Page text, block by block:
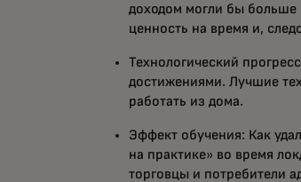
доходом могли бы больше
ценность на время и,
Технологический
достижениями. Лучшие
работать из дома.
Эффект обучения: Как
на практике» во время
торговцы и потребители